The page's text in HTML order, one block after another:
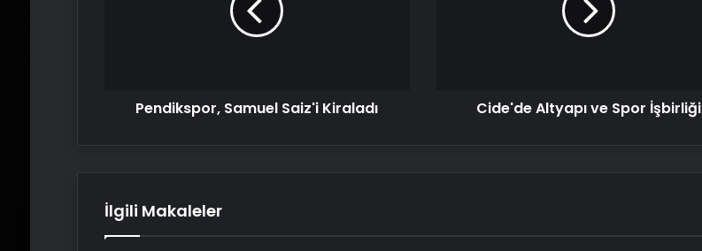
Pendikspor, Samuel Saiz'i Kiraladı Cide'de Altyapı ve Spor İşbirliği
İlgili Makaleler